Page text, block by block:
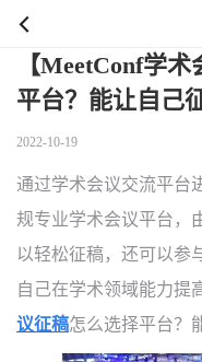
【MeetConf学
平台？能让自己
2022-10-19
通过学术会议交流平台
规专业学术会议平台，
以轻松征稿，还可以参
自己在学术领域能力提
议征稿怎么选择平台？